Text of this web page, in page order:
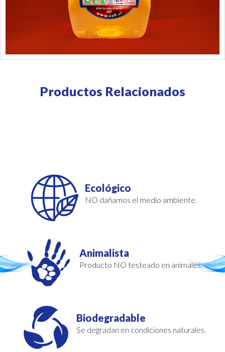
Productos Relacionados
Ecológico
NO dañamos el medio ambiente.
Animalista
Producto NO testeado en animales.
Biodegradable
Se degradan en condiciones naturales.